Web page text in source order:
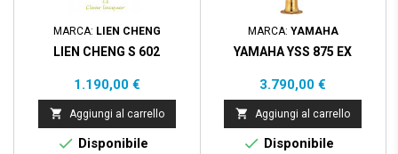
MARCA: LIEN CHENG
LIEN CHENG S 602
Prezzo
1.190,00 €
 Aggiungi al carrello
 Disponibile
MARCA: YAMAHA
YAMAHA YSS 875 EX
Prezzo
3.790,00 €
 Aggiungi al carrello
 Disponibile